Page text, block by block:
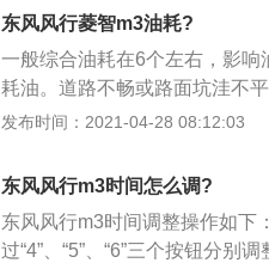
负荷，也就直接的增加了汽车
一起改装，增加尾翼毫无疑问
用，只能增加行车阻力使整车
体按键，按键数量也不多，方
适型搭载型号为4A92的1.6L自
扭矩为153N·m；4、1.6L标
大功率83kW（113PS），峰值
东风风行菱智m3油耗?
一般综合油耗在6个左右，影
耗油。道路不畅或路面坑洼不
耗；2、后备厢当仓库油耗增多
正比，据说车重每下降10％，
耗2至3倍油。不正确的驾驶习
通不畅、等红灯、变换车道时
发布时间：2021-04-28 08:12:03
东风风行m3时间怎么调?
东风风行m3时间调整操作如下
过“4”、“5”、“6”三个按钮分别